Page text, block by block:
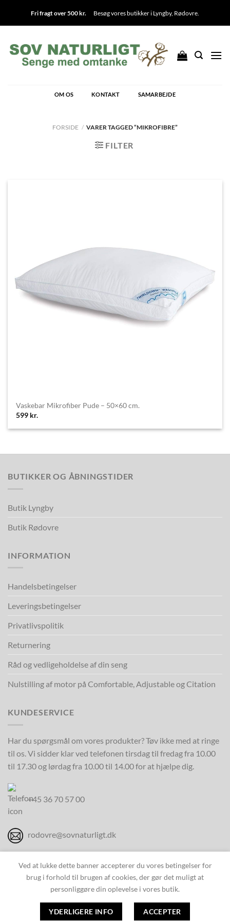
Fri fragt over 500 kr. Besøg vores butikker i Lyngby, Rødovre
OM OS KONTAKT SAMARBEJDE
FORSIDE / VARER TAGGED “MIKROFIBRE”
FILTER
Vaskebar Mikrofiber Pude – 50×60 cm.
599 kr.
BUTIKKER OG ÅBNINGSTIDER
Butik Lyngby
Butik Rødovre
INFORMATION
Handelsbetingelser
Leveringsbetingelser
Privatlivspolitik
Returnering
Råd og vedligeholdelse af din seng
Nulstilling af motor på Comfortable, Adjustable og Citation
KUNDESERVICE
Har du spørgsmål om vores produkter? Tøv ikke med at ringe
til os. Vi sidder klar ved telefonen tirsdag til fredag fra 10.00
til 17.30 og lørdag fra 10.00 til 14.00 for at hjælpe dig.
+45 36 70 57 00
rodovre@sovnaturligt.dk
Copyright 2026 © Sov Naturligt - CVR: DK46713818 - Roskildevej
272 B - 2610 Rødovre
Ved at lukke dette banner accepterer du vores betingelser for
brug i forhold til brugen af cookies, der gør det muligt at
personliggøre din oplevelse i vores butik.
YDERLIGERE INFO ACCEPTER